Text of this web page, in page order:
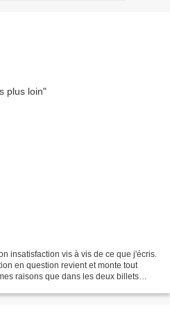
insatisfaction vis à vis de ce que j'écris.
en question revient et monte tout
raisons que dans les deux billets